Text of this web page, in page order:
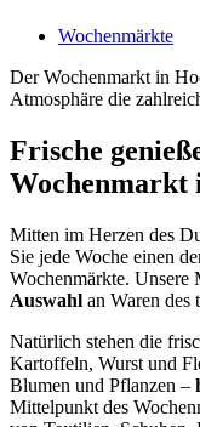
Wochenmärkte
Der Wochenmarkt in
Atmosphäre die
Frische
Wochenmarkt
Mitten im Herzen des
Sie jede Woche einen
Wochenmärkte. Unsere
Auswahl an Waren des
Natürlich stehen die
Kartoffeln, Wurst und
Blumen und Pflanzen –
Mittelpunkt des